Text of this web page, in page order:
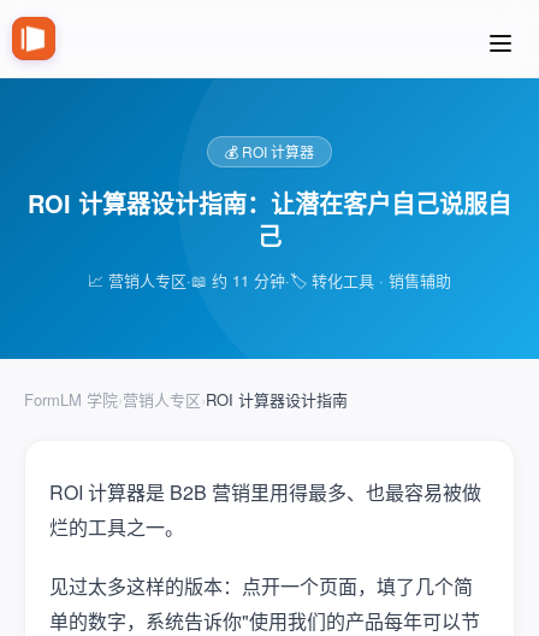
💰 ROI 计算器
ROI 计算器设计指南：让潜在客户自己说服自
己
📈 营销人专区·📖 约 11 分钟·🏷️ 转化工具 · 销售辅助
FormLM 学院›营销人专区›ROI 计算器设计指南
ROI 计算器是 B2B 营销里用得最多、也最容易被做
烂的工具之一。
见过太多这样的版本：点开一个页面，填了几个简
单的数字，系统告诉你"使用我们的产品每年可以节